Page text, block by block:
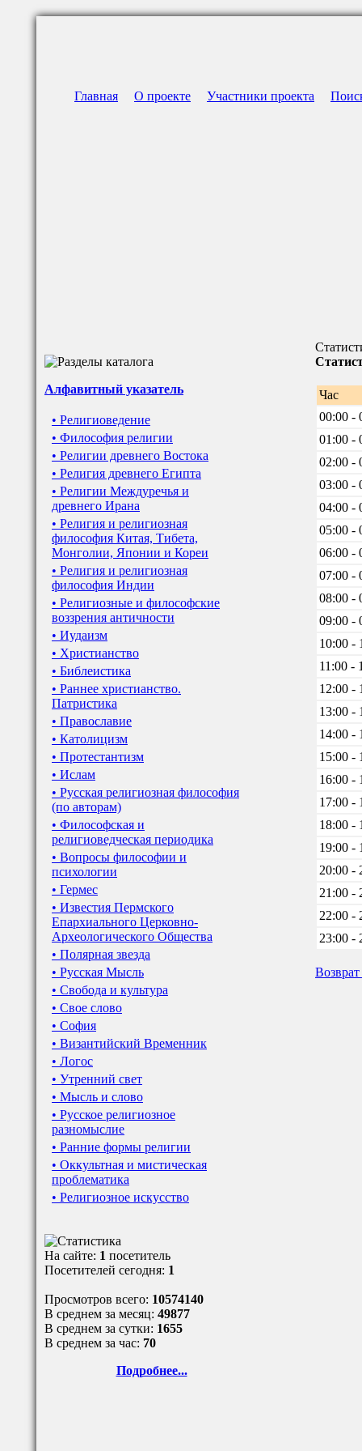
Главная О проекте Участники проекта
Алфавитный указатель
• Религиоведение
• Философия религии
• Религии древнего Востока
• Религия древнего Египта
• Религии Междуречья и
древнего Ирана
• Религия и религиозная
философия Китая, Тибета,
Монголии, Японии и Кореи
• Религия и религиозная
философия Индии
• Религиозные и философские
воззрения античности
• Иудаизм
• Христианство
• Библеистика
• Раннее христианство.
Патристика
• Православие
• Католицизм
• Протестантизм
• Ислам
• Русская религиозная философия
(по авторам)
• Философская и
религиоведческая периодика
• Вопросы философии и
психологии
• Гермес
• Известия Пермского
Епархиального Церковно-
Археологического Общества
• Полярная звезда
• Русская Мысль
• Свобода и культура
• Свое слово
• София
• Византийский Временник
• Логос
• Утренний свет
• Мысль и слово
• Русское религиозное
разномыслие
• Ранние формы религии
• Оккультная и мистическая
проблематика
• Религиозное искусство
На сайте: 1 посетитель
Посетителей сегодня: 1
Просмотров всего: 10574140
В среднем за месяц: 49877
В среднем за сутки: 1655
В среднем за час: 70
Подробнее...
Час
00:00 -
01:00 -
02:00 -
03:00 -
04:00 -
05:00 -
06:00 -
07:00 -
08:00 -
09:00 -
10:00 -
11:00 -
12:00 -
13:00 -
14:00 -
15:00 -
16:00 -
17:00 -
18:00 -
19:00 -
20:00 -
21:00 -
22:00 -
23:00 -
Возврат